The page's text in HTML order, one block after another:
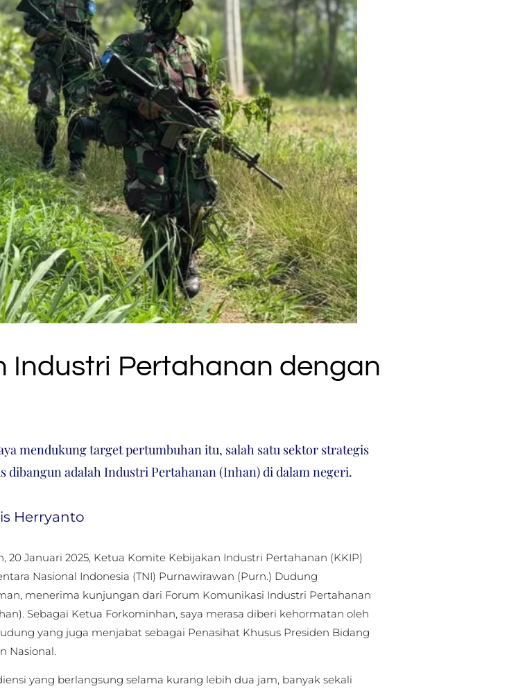
Industri Pertahanan dengan
mendukung target pertumbuhan itu, salah satu sektor strategis
dibangun adalah Industri Pertahanan (Inhan) di dalam negeri.
Herryanto
20 Januari 2025, Ketua Komite Kebijakan Industri Pertahanan (KKIP)
Nasional Indonesia (TNI) Purnawirawan (Purn.) Dudung
menerima kunjungan dari Forum Komunikasi Industri Pertahanan
Sebagai Ketua Forkominhan, saya merasa diberi kehormatan oleh
yang juga menjabat sebagai Penasihat Khusus Presiden Bidang
Nasional.
yang berlangsung selama kurang lebih dua jam, banyak sekali